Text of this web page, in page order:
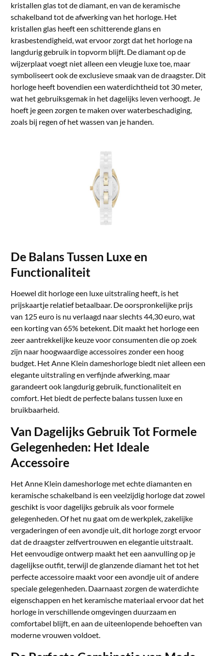
kristallen glas tot de diamant, en van de keramische
schakelband tot de afwerking van het horloge. Het
kristallen glas heeft een schitterende glans en
krasbestendigheid, wat ervoor zorgt dat het horloge na
langdurig gebruik in topvorm blijft. De diamant op de
wijzerplaat voegt niet alleen een vleugje luxe toe, maar
symboliseert ook de exclusieve smaak van de draagster. Dit
horloge heeft bovendien een waterdichtheid tot 30 meter,
wat het gebruiksgemak in het dagelijks leven verhoogt. Je
hoeft je geen zorgen te maken over waterbeschadiging,
zoals bij regen of het wassen van je handen.
De Balans Tussen Luxe en
Functionaliteit
Hoewel dit horloge een luxe uitstraling heeft, is het
prijskaartje relatief betaalbaar. De oorspronkelijke prijs
van 125 euro is nu verlaagd naar slechts 44,30 euro, wat
een korting van 65% betekent. Dit maakt het horloge een
zeer aantrekkelijke keuze voor consumenten die op zoek
zijn naar hoogwaardige accessoires zonder een hoog
budget. Het Anne Klein dameshorloge biedt niet alleen een
elegante uitstraling en verfijnde afwerking, maar
garandeert ook langdurig gebruik, functionaliteit en
comfort. Het biedt de perfecte balans tussen luxe en
bruikbaarheid.
Van Dagelijks Gebruik Tot Formele
Gelegenheden: Het Ideale
Accessoire
Het Anne Klein dameshorloge met echte diamanten en
keramische schakelband is een veelzijdig horloge dat zowel
geschikt is voor dagelijks gebruik als voor formele
gelegenheden. Of het nu gaat om de werkplek, zakelijke
vergaderingen of een avondje uit, dit horloge zorgt ervoor
dat de draagster zelfvertrouwen en elegantie uitstraalt.
Het eenvoudige ontwerp maakt het een aanvulling op je
dagelijkse outfit, terwijl de glanzende diamant het tot het
perfecte accessoire maakt voor een avondje uit of andere
speciale gelegenheden. Daarnaast zorgen de waterdichte
eigenschappen en het keramische materiaal ervoor dat het
horloge in verschillende omgevingen duurzaam en
comfortabel blijft, en aan de uiteenlopende behoeften van
moderne vrouwen voldoet.